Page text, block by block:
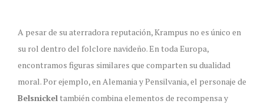
A pesar de su aterradora reputación, Krampus no es único en
su rol dentro del folclore navideño. En toda Europa,
encontramos figuras similares que comparten su dualidad
moral. Por ejemplo, en Alemania y Pensilvania, el personaje de
Belsnickel también combina elementos de recompensa y